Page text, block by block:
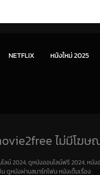
NETFLIX หนังใหม่ 2025
ไม่มีโฆษ
ลน์ 2024, ดูหนังออนไลน์ฟรี 2024, หนั
น ดูหนังผ่านสมาร์ทโฟน หนังเต็มเรื่อง